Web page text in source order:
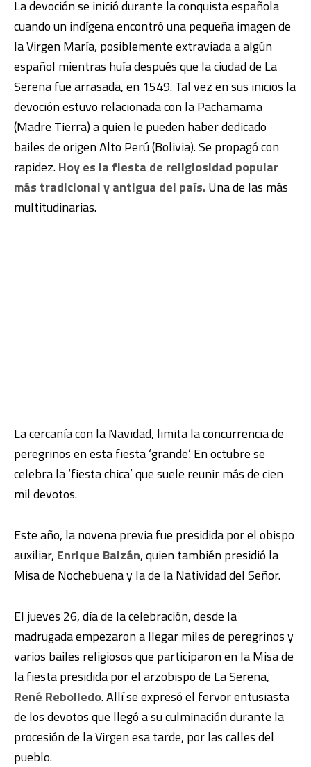
La devoción se inició durante la conquista española
cuando un indígena encontró una pequeña imagen de
la Virgen María, posiblemente extraviada a algún
español mientras huía después que la ciudad de La
Serena fue arrasada, en 1549. Tal vez en sus inicios la
devoción estuvo relacionada con la Pachamama
(Madre Tierra) a quien le pueden haber dedicado
bailes de origen Alto Perú (Bolivia). Se propagó con
rapidez.Hoy es la fiesta de religiosidad popular
más tradicional y antigua del país.Una de las más
multitudinarias.
La cercanía con la Navidad, limita la concurrencia de
peregrinos en esta fiesta ‘grande’. En octubre se
celebra la ‘fiesta chica’ que suele reunir más de cien
mil devotos.
Este año, la novena previa fue presidida por el obispo
auxiliar, Enrique Balzán, quien también presidió la
Misa de Nochebuena y la de la Natividad del Señor.
El jueves 26, día de la celebración, desde la
madrugada empezaron a llegar miles de peregrinos y
varios bailes religiosos que participaron en la Misa de
la fiesta presidida por el arzobispo de La Serena,
René Rebolledo. Allí se expresó el fervor entusiasta
de los devotos que llegó a su culminación durante la
procesión de la Virgen esa tarde, por las calles del
pueblo.